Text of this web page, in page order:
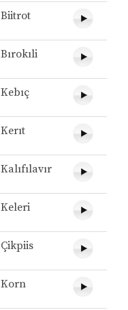
Biitrot
Bırokıli
Kebıç
Kerıt
Kalıfılavır
Keleri
Çikpiis
Korn